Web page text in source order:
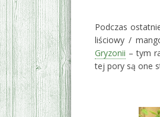
Podczas
liściowy /
Gryzonii – tym
tej pory są one